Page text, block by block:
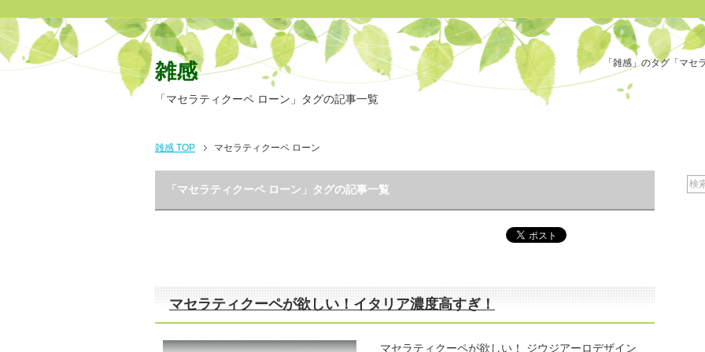
雑感
「マセラティクーペ ローン」タグの記事一覧
「雑感」のタグ「マ
雑感 TOP マセラティクーペ ローン
「マセラティクーペ ローン」タグの記事一覧
マセラティクーペが欲しい！イタリア濃度高すぎ！
マセラティクーペが欲しい！ ジウジアーロデザイン